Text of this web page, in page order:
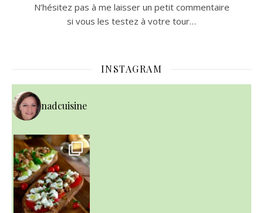
N’hésitez pas à me laisser un petit commentaire
si vous les testez à votre tour…
INSTAGRAM
nadcuisine